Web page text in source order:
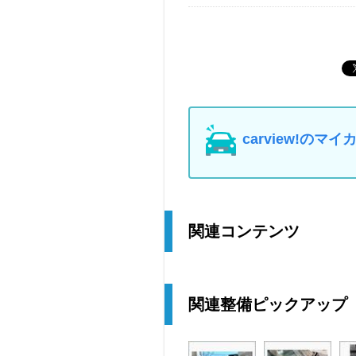
carview!のマイ
関連コンテンツ
関連整備ピックアップ